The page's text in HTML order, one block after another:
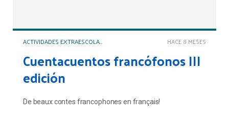
HACE 8 MESES
ACTIVIDADES EXTRAESCOLARES Y COMPLEMENTARIAS
Cuentacuentos francófonos III
edición
De beaux contes francophones en français!